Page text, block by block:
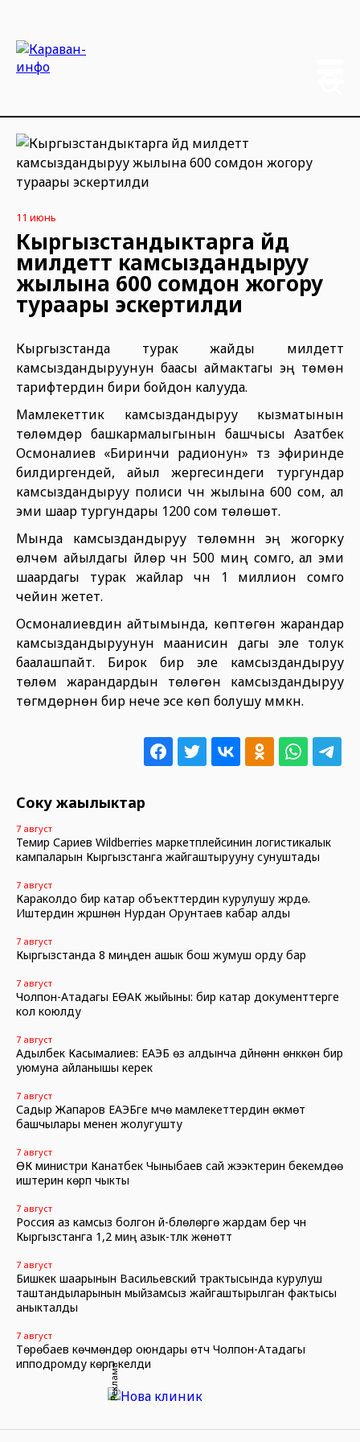
11 июнь
Кыргызстандыктарга үйдү
милдеттүү камсыздандыруу
жылына 600 сомдон жогору
тураары эскертилди
Кыргызстанда турак жайды милдеттүү
камсыздандыруунун баасы аймактагы эң төмөн
тарифтердин бири бойдон калууда.
Мамлекеттик камсыздандыруу кызматынын
төлөмдөр башкармалыгынын башчысы Азатбек
Осмоналиев «Биринчи радионун» түз эфиринде
билдиргендей, айыл жергесиндеги тургундар
камсыздандыруу полиси үчүн жылына 600 сом, ал
эми шаар тургундары 1200 сом төлөшөт.
Мында камсыздандыруу төлөмүнүн эң жогорку
өлчөмү айылдагы үйлөр үчүн 500 миң сомго, ал эми
шаардагы турак жайлар үчүн 1 миллион сомго
чейин жетет.
Осмоналиевдин айтымында, көптөгөн жарандар
камсыздандыруунун маанисин дагы эле толук
баалашпайт. Бирок бир эле камсыздандыруу
төлөмү жарандардын төлөгөн камсыздандыруу
төгүмдөрүнөн бир нече эсе көп болушу мүмкүн.
Соңку жаңылыктар
7 август
Темир Сариев Wildberries маркетплейсинин логистикалык
кампаларын Кыргызстанга жайгаштырууну сунуштады
7 август
Караколдо бир катар объекттердин курулушу жүрүүдө.
Иштердин жүрүшүнөн Нурдан Орунтаев кабар алды
7 август
Кыргызстанда 8 миңден ашык бош жумуш орду бар
7 август
Чолпон-Атадагы ЕӨАК жыйыны: бир катар документтерге
кол коюлду
7 август
Адылбек Касымалиев: ЕАЭБ өз алдынча дүйнөнүн өнүккөн бир
уюмуна айланышы керек
7 август
Садыр Жапаров ЕАЭБге мүчө мамлекеттердин өкмөт
башчылары менен жолугушту
7 август
ӨК министри Канатбек Чыныбаев сай жээктерин бекемдөө
иштерин көрүп чыкты
7 август
Россия аз камсыз болгон үй-бүлөлөргө жардам берүү үчүн
Кыргызстанга 1,2 миң азык-түлүк жөнөттү
7 август
Бишкек шаарынын Васильевский трактысында курулуш
таштандыларынын мыйзамсыз жайгаштырылган фактысы
аныкталды
7 август
Төрөбаев көчмөндөр оюндары өтчү Чолпон-Атадагы
ипподромду көрүп келди
Реклама